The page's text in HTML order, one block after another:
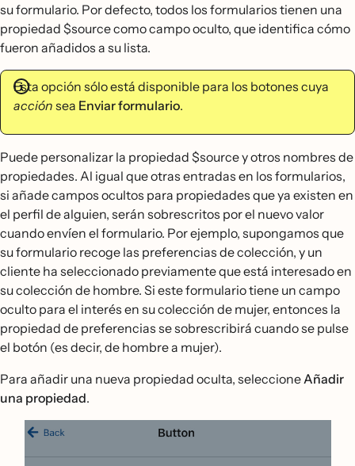
su formulario. Por defecto, todos los formularios tienen una
propiedad $source como campo oculto, que identifica cómo
fueron añadidos a su lista.
Esta opción sólo está disponible para los botones cuya
acción sea Enviar formulario.
Puede personalizar la propiedad $source y otros nombres de
propiedades. Al igual que otras entradas en los formularios,
si añade campos ocultos para propiedades que ya existen en
el perfil de alguien, serán sobrescritos por el nuevo valor
cuando envíen el formulario. Por ejemplo, supongamos que
su formulario recoge las preferencias de colección, y un
cliente ha seleccionado previamente que está interesado en
su colección de hombre. Si este formulario tiene un campo
oculto para el interés en su colección de mujer, entonces la
propiedad de preferencias se sobrescribirá cuando se pulse
el botón (es decir, de hombre a mujer).
Para añadir una nueva propiedad oculta, seleccione Añadir
una propiedad.